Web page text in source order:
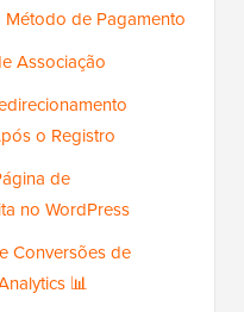
de Pagamento
Associação
o Registro
de
no WordPress
Conversões de
📊